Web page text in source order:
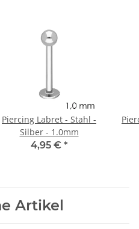
Piercing Labret - Stahl -
Silber - 1.0mm
4,95 € *
Artikel